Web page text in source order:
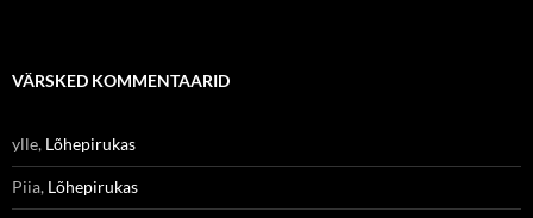
VÄRSKED KOMMENTAARID
ylle, Lõhepirukas
Piia, Lõhepirukas